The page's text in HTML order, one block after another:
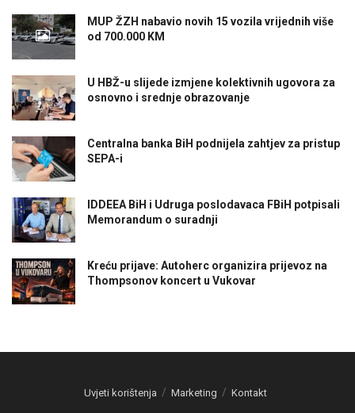
MUP ŽZH nabavio novih 15 vozila vrijednih više
od 700.000 KM
U HBŽ-u slijede izmjene kolektivnih ugovora za
osnovno i srednje obrazovanje
Centralna banka BiH podnijela zahtjev za pristup
SEPA-i
IDDEEA BiH i Udruga poslodavaca FBiH potpisali
Memorandum o suradnji
Kreću prijave: Autoherc organizira prijevoz na
Thompsonov koncert u Vukovar
Uvjeti korištenja Marketing Kontakt